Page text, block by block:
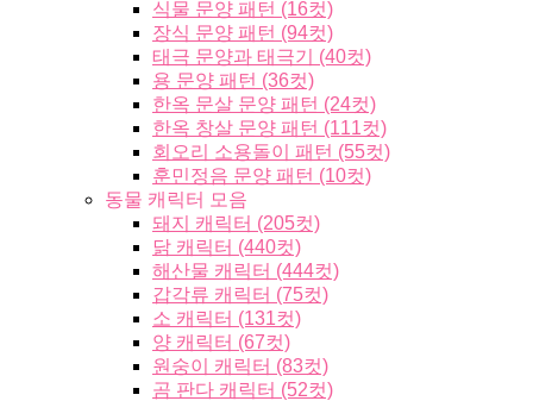
식물 문양 패턴 (16컷)
장식 문양 패턴 (94컷)
태극 문양과 태극기 (40컷)
용 문양 패턴 (36컷)
한옥 문살 문양 패턴 (24컷)
한옥 창살 문양 패턴 (111컷)
회오리 소용돌이 패턴 (55컷)
훈민정음 문양 패턴 (10컷)
동물 캐릭터 모음
돼지 캐릭터 (205컷)
닭 캐릭터 (440컷)
해산물 캐릭터 (444컷)
갑각류 캐릭터 (75컷)
소 캐릭터 (131컷)
양 캐릭터 (67컷)
원숭이 캐릭터 (83컷)
곰 판다 캐릭터 (52컷)